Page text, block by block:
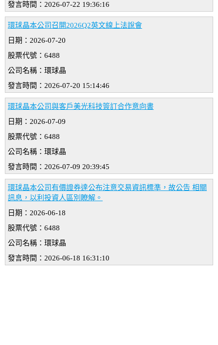
發言時間：2026-07-22 19:36:16
環球晶本公司召開2026Q2英文線上法說會
日期：2026-07-20
股票代號：6488
公司名稱：環球晶
發言時間：2026-07-20 15:14:46
環球晶本公司與客戶美光科技簽訂合作意向書
日期：2026-07-09
股票代號：6488
公司名稱：環球晶
發言時間：2026-07-09 20:39:45
環球晶本公司有價證券達公布注意交易資訊標準，故公告 相關
訊息，以利投資人區別瞭解。
日期：2026-06-18
股票代號：6488
公司名稱：環球晶
發言時間：2026-06-18 16:31:10